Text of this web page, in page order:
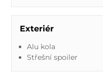
Exteriér
Alu kola
Střešní spoiler